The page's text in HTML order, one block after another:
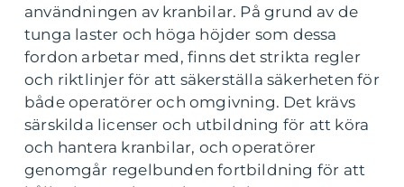
användningen av kranbilar. På grund av de
tunga laster och höga höjder som dessa
fordon arbetar med, finns det strikta regler
och riktlinjer för att säkerställa säkerheten för
både operatörer och omgivning. Det krävs
särskilda licenser och utbildning för att köra
och hantera kranbilar, och operatörer
genomgår regelbunden fortbildning för att